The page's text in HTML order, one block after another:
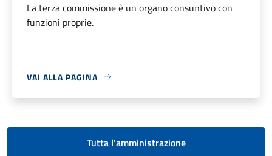
La terza commissione è un organo consuntivo con
funzioni proprie.
VAI ALLA PAGINA
Tutta l'amministrazione